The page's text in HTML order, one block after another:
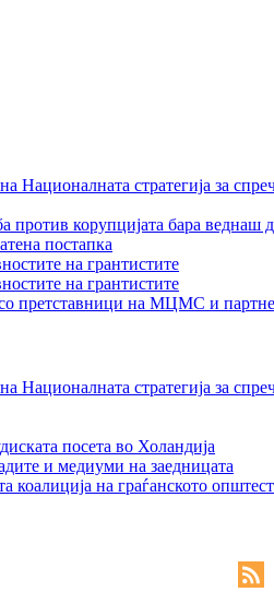
Националната стратегија за
против корупцијата бара
постапка
на грантистите
на грантистите
претставници на МЦМС и
Националната стратегија за
посета во Холандија
и медиуми на заедницата
коалиција на граѓанското